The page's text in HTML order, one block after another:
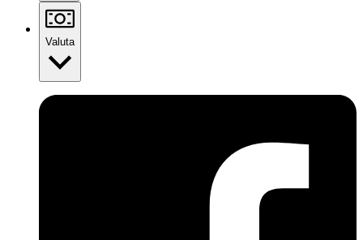
Valuta